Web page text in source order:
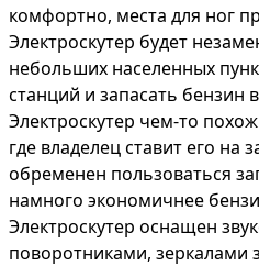
комфортно, места для ног
Электроскутер будет
небольших населенных
станций и запасать бензин
Электроскутер чем-то
где владелец ставит его на
обременен пользоваться
намного экономичнее
Электроскутер оснащен
поворотниками, зеркалами